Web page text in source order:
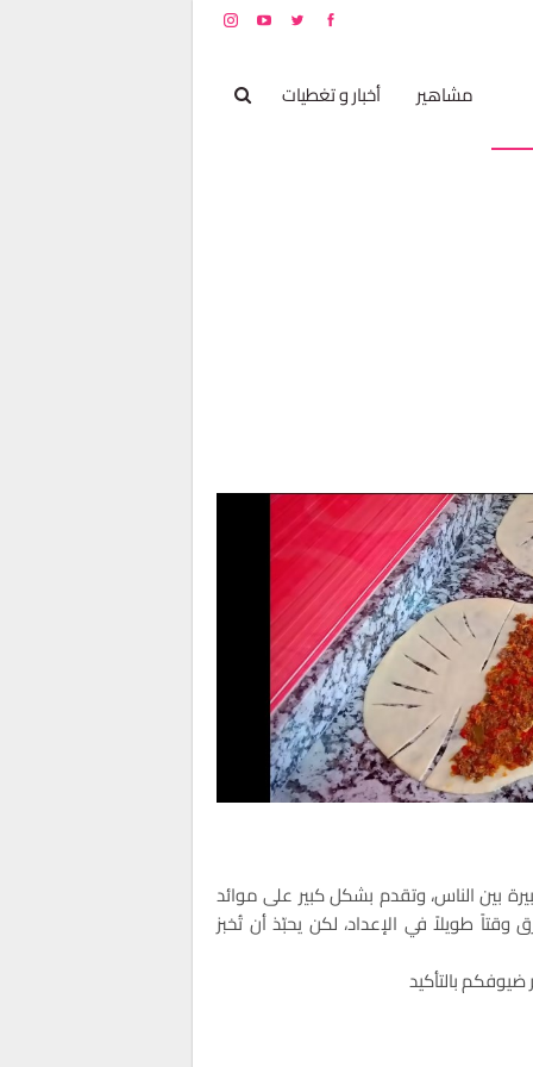
مشاهير أخبار و تغطيات
بين الناس، وتقدم بشكل كبير على موائد
طويلاً في الإعداد، لكن يحبّذ أن تُخبز
بالتأكيد